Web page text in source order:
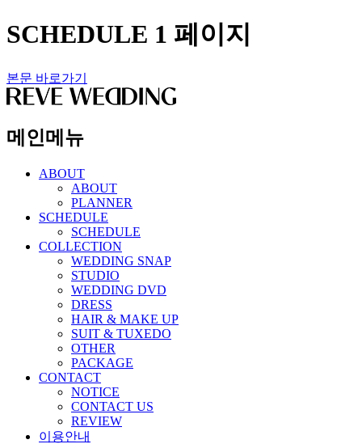
SCHEDULE 1 페이지
본문 바로가기
메인메뉴
ABOUT
ABOUT
PLANNER
SCHEDULE
SCHEDULE
COLLECTION
WEDDING SNAP
STUDIO
WEDDING DVD
DRESS
HAIR & MAKE UP
SUIT & TUXEDO
OTHER
PACKAGE
CONTACT
NOTICE
CONTACT US
REVIEW
이용안내